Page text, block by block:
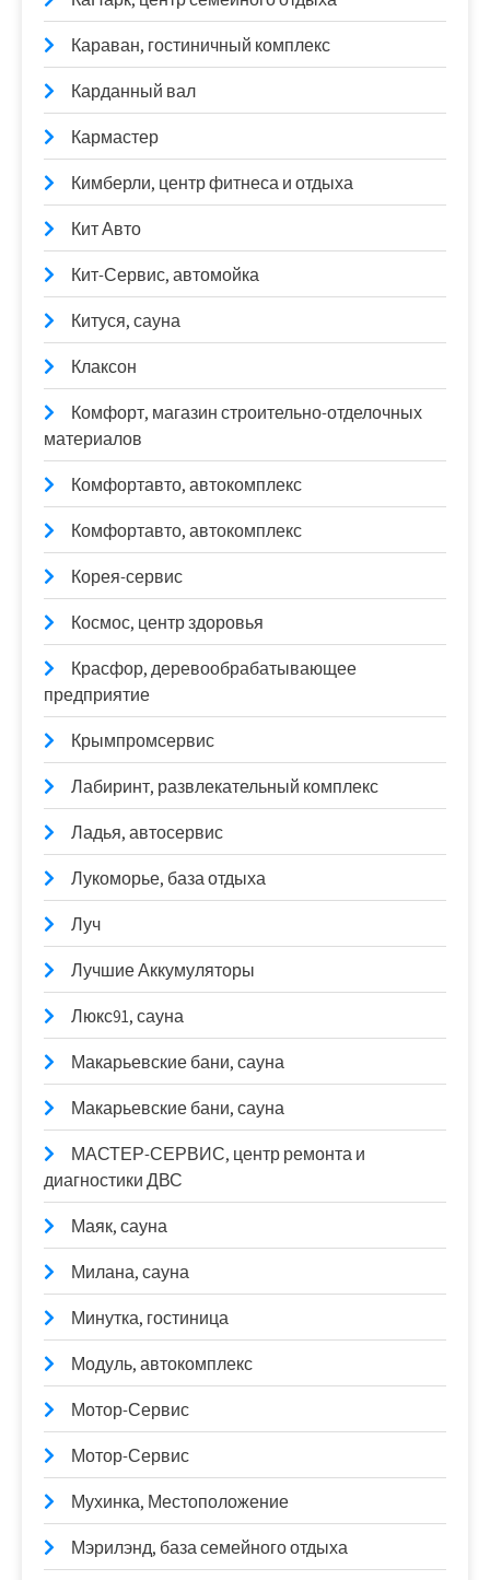
Караван, гостиничный комплекс
Карданный вал
Кармастер
Кимберли, центр фитнеса и отдыха
Кит Авто
Кит-Сервис, автомойка
Китуся, сауна
Клаксон
Комфорт, магазин строительно-отделочных
материалов
Комфортавто, автокомплекс
Комфортавто, автокомплекс
Корея-сервис
Космос, центр здоровья
Красфор, деревообрабатывающее
предприятие
Крымпромсервис
Лабиринт, развлекательный комплекс
Ладья, автосервис
Лукоморье, база отдыха
Луч
Лучшие Аккумуляторы
Люкс91, сауна
Макарьевские бани, сауна
Макарьевские бани, сауна
МАСТЕР-СЕРВИС, центр ремонта и
диагностики ДВС
Маяк, сауна
Милана, сауна
Минутка, гостиница
Модуль, автокомплекс
Мотор-Сервис
Мотор-Сервис
Мухинка, Местоположение
Мэрилэнд, база семейного отдыха